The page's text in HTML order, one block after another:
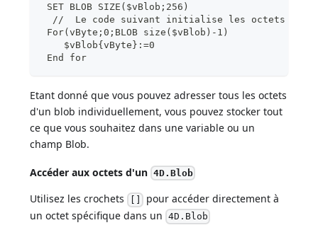
SET BLOB SIZE($vBlob;256)
//  Le code suivant initialise les octets du
For(vByte;0;BLOB size($vBlob)-1)
    $vBlob{vByte}:=0
End for
Etant donné que vous pouvez adresser tous les octets
d'un blob individuellement, vous pouvez stocker tout
ce que vous souhaitez dans une variable ou un
champ Blob.
Accéder aux octets d'un 4D.Blob
Utilisez les crochets
pour accéder directement à
un octet spécifique dans un 4D.Blob